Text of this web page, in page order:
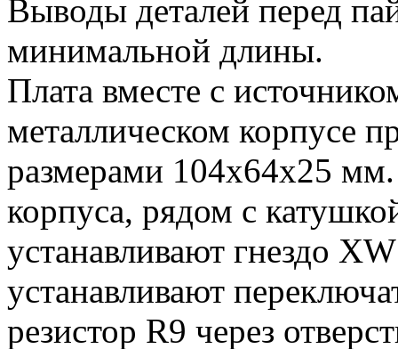
Выводы деталей перед
минимальной длины.
Плата вместе с
металлическом корпусе
размерами 104х64х25
корпуса, рядом с
устанавливают гнездо
устанавливают
резистор R9 через